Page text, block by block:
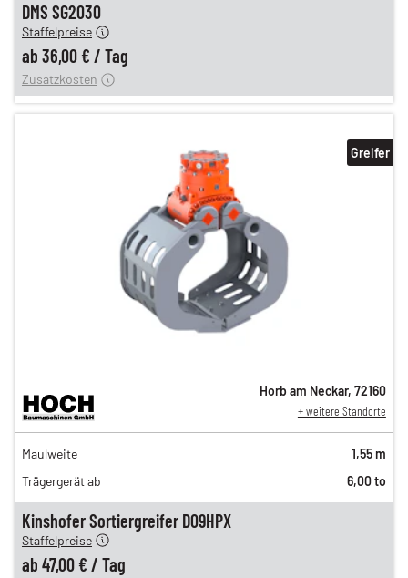
DMS SG2030
Staffelpreise
ab 36,00 € / Tag
12,00 €
Zusatzkosten
Kinshofer Sortiergreifer D09HPX
82,00 €
68,00 €
58,00 €
Staffelpreise
ab 47,00 € / Tag
12,00 €
Greifer
Horb am Neckar, 72160
+ weitere Standorte
Maulweite
1,55 m
Trägergerät ab
6,00 to